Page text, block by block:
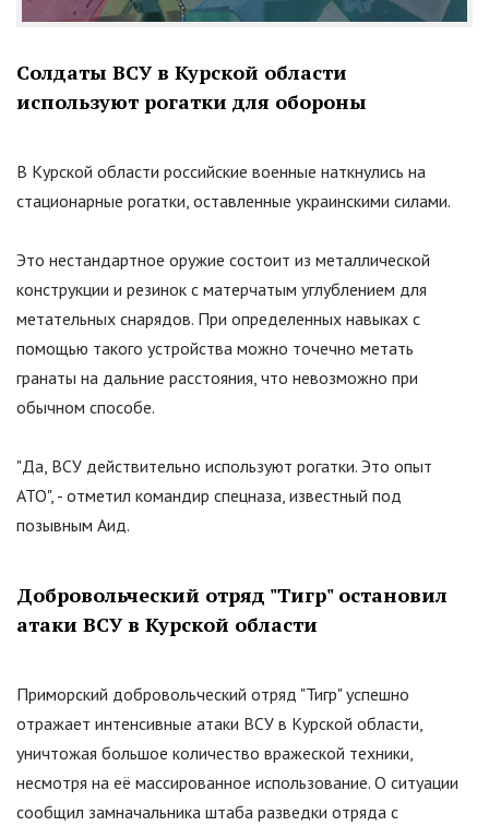
Солдаты ВСУ в Курской области
используют рогатки для обороны
В Курской области российские военные наткнулись на
стационарные рогатки, оставленные украинскими силами.
Это нестандартное оружие состоит из металлической
конструкции и резинок с матерчатым углублением для
метательных снарядов. При определенных навыках с
помощью такого устройства можно точечно метать
гранаты на дальние расстояния, что невозможно при
обычном способе.
"Да, ВСУ действительно используют рогатки. Это опыт
АТО", - отметил командир спецназа, известный под
позывным Аид.
Добровольческий отряд "Тигр" остановил
атаки ВСУ в Курской области
Приморский добровольческий отряд "Тигр" успешно
отражает интенсивные атаки ВСУ в Курской области,
уничтожая большое количество вражеской техники,
несмотря на её массированное использование. О ситуации
сообщил замначальника штаба разведки отряда с